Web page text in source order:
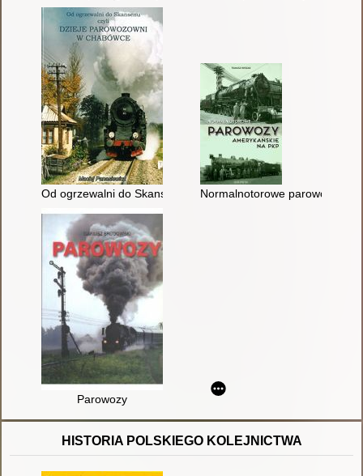
Od ogrzewalni do Skansenu czyli dzieje parawozowni w
Normalnotorowe parowozy
Parowozy
HISTORIA POLSKIEGO KOLEJNICTWA